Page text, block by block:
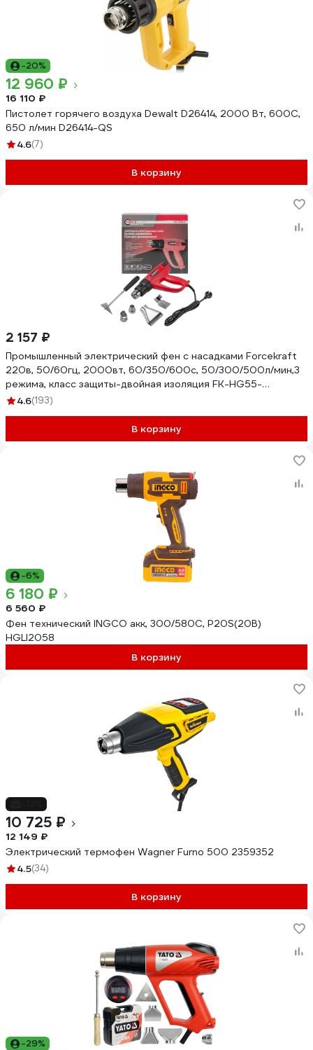
-20%
12 960 ₽
16 110 ₽
Пистолет горячего воздуха Dewalt D26414, 2000 Вт, 600С,
650 л/мин D26414-QS
4.6(7)
В корзину
2 157 ₽
Промышленный электрический фен с насадками Forcekraft
220в, 50/60гц, 2000вт, 60/350/600с, 50/300/500л/мин,3
режима, класс защиты-двойная изоляция FK-HG55-
2000LED(52344)
4.6(193)
В корзину
-6%
6 180 ₽
6 560 ₽
Фен технический INGCO акк, 300/580C, P20S(20В)
HGLI2058
В корзину
10 725 ₽
12 149 ₽
Электрический термофен Wagner Furno 500 2359352
4.5(34)
В корзину
-29%